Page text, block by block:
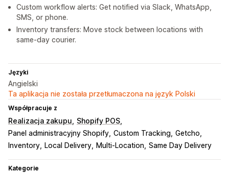
Custom workflow alerts: Get notified via Slack, WhatsApp,
SMS, or phone.
Inventory transfers: Move stock between locations with
same-day courier.
Języki
Angielski
Ta aplikacja nie została przetłumaczona na język Polski
Współpracuje z
Realizacja zakupu
Shopify POS
Panel administracyjny Shopify Custom Tracking Getcho
Inventory
Local Delivery Multi-Location Same Day Delivery
Kategorie